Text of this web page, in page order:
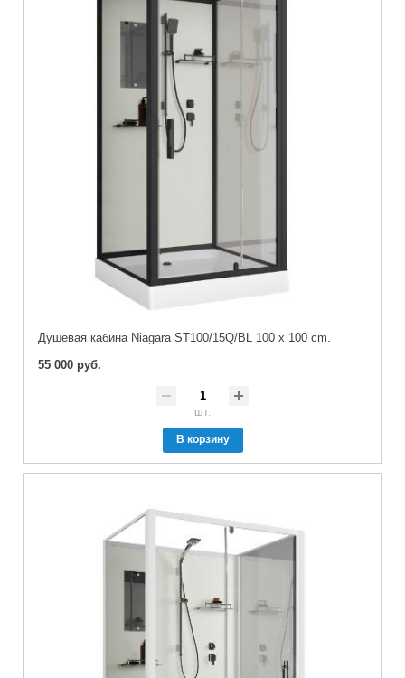
Душевая кабина Niagara ST100/15Q/BL 100 x 100 cm.
55 000 руб.
шт.
В корзину